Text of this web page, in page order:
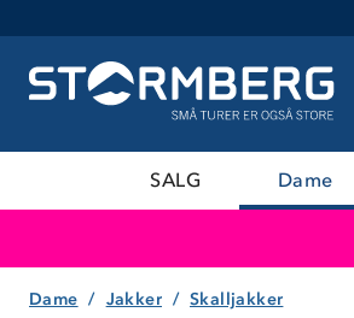
SALG Dame
Dame Jakker Skalljakker